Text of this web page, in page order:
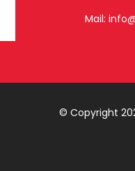
Mail:
© Copyright